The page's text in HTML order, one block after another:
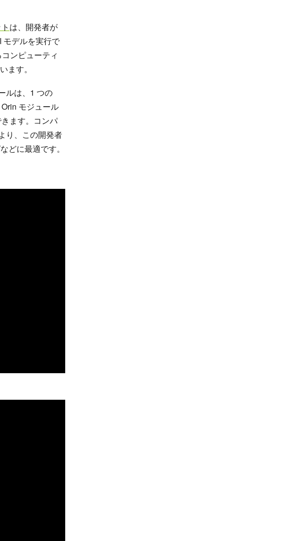
は、開発者が
モデルを実行で
ンピューティ
ます。
ルは、1 つの
モジュール
ます。コンパ
り、この開発者
どに最適です。